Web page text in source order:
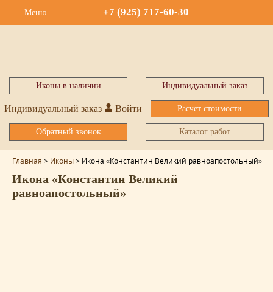
Меню +7 (925) 717-60-30
Иконы в наличии Индивидуальный заказ
Индивидуальный заказ Войти Расчет стоимости
Обратный звонок Каталог работ
Главная > Иконы> Икона «Константин Великий равноапостольный»
Икона «Константин Великий
равноапостольный»